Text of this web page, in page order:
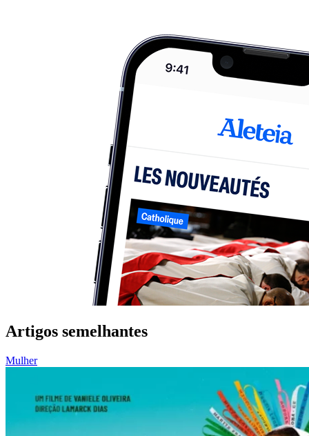
Artigos semelhantes
Mulher